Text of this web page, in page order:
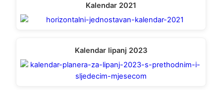
Kalendar 2021
Kalendar lipanj 2023